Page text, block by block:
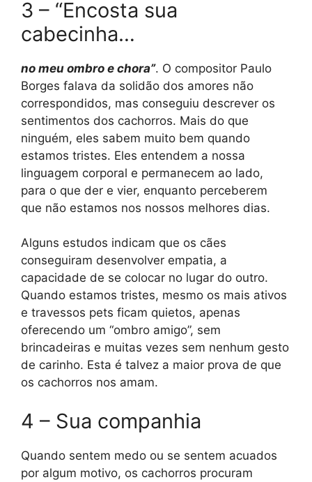
3 – “Encosta sua
cabecinha…
no meu ombro e chora”. O compositor Paulo
Borges falava da solidão dos amores não
correspondidos, mas conseguiu descrever os
sentimentos dos cachorros. Mais do que
ninguém, eles sabem muito bem quando
estamos tristes. Eles entendem a nossa
linguagem corporal e permanecem ao lado,
para o que der e vier, enquanto perceberem
que não estamos nos nossos melhores dias.
Alguns estudos indicam que os cães
conseguiram desenvolver empatia, a
capacidade de se colocar no lugar do outro.
Quando estamos tristes, mesmo os mais ativos
e travessos pets ficam quietos, apenas
oferecendo um “ombro amigo”, sem
brincadeiras e muitas vezes sem nenhum gesto
de carinho. Esta é talvez a maior prova de que
os cachorros nos amam.
4 – Sua companhia
Quando sentem medo ou se sentem acuados
por algum motivo, os cachorros procuram